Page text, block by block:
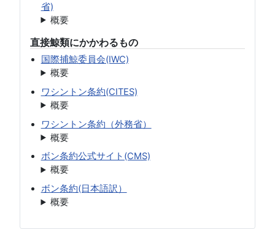
省)
概要
直接鯨類にかかわるもの
国際捕鯨委員会(IWC)
概要
ワシントン条約(CITES)
概要
ワシントン条約（外務省）
概要
ボン条約公式サイト(CMS)
概要
ボン条約(日本語訳）
概要